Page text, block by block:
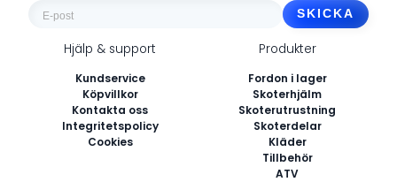
Hjälp & support
Kundservice
Köpvillkor
Kontakta oss
Integritetspolicy
Cookies
Produkter
Fordon i lager
Skoterhjälm
Skoterutrustning
Skoterdelar
Kläder
Tillbehör
ATV